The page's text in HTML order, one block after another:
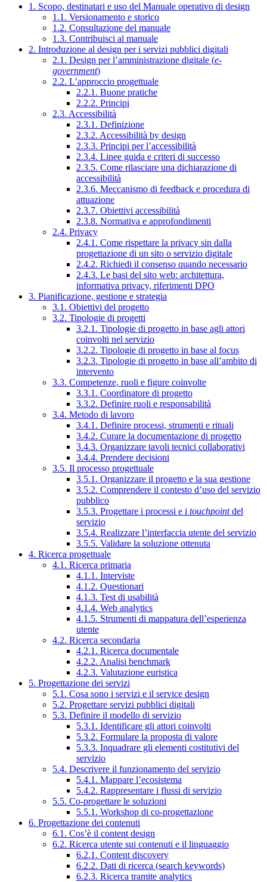
1. Scopo, destinatari e uso del Manuale operativo di design
1.1. Versionamento e storico
1.2. Consultazione del manuale
1.3. Contribuisci al manuale
2. Introduzione al design per i servizi pubblici digitali
2.1. Design per l’amministrazione digitale (e-
government)
2.2. L’approccio progettuale
2.2.1. Buone pratiche
2.2.2. Principi
2.3. Accessibilità
2.3.1. Definizione
2.3.2. Accessibilità by design
2.3.3. Principi per l’accessibilità
2.3.4. Linee guida e criteri di successo
2.3.5. Come rilasciare una dichiarazione di
accessibilità
2.3.6. Meccanismo di feedback e procedura di
attuazione
2.3.7. Obiettivi accessibilità
2.3.8. Normativa e approfondimenti
2.4. Privacy
2.4.1. Come rispettare la privacy sin dalla
progettazione di un sito o servizio digitale
2.4.2. Richiedi il consenso quando necessario
2.4.3. Le basi del sito web: architettura,
informativa privacy, riferimenti DPO
3. Pianificazione, gestione e strategia
3.1. Obiettivi del progetto
3.2. Tipologie di progetti
3.2.1. Tipologie di progetto in base agli attori
coinvolti nel servizio
3.2.2. Tipologie di progetto in base al focus
3.2.3. Tipologie di progetto in base all’ambito di
intervento
3.3. Competenze, ruoli e figure coinvolte
3.3.1. Coordinatore di progetto
3.3.2. Definire ruoli e responsabilità
3.4. Metodo di lavoro
3.4.1. Definire processi, strumenti e rituali
3.4.2. Curare la documentazione di progetto
3.4.3. Organizzare tavoli tecnici collaborativi
3.4.4. Prendere decisioni
3.5. Il processo progettuale
3.5.1. Organizzare il progetto e la sua gestione
3.5.2. Comprendere il contesto d’uso del servizio
pubblico
3.5.3. Progettare i processi e i touchpointdel
servizio
3.5.4. Realizzare l’interfaccia utente del servizio
3.5.5. Validare la soluzione ottenuta
4. Ricerca progettuale
4.1. Ricerca primaria
4.1.1. Interviste
4.1.2. Questionari
4.1.3. Test di usabilità
4.1.4. Web analytics
4.1.5. Strumenti di mappatura dell’esperienza
utente
4.2. Ricerca secondaria
4.2.1. Ricerca documentale
4.2.2. Analisi benchmark
4.2.3. Valutazione euristica
5. Progettazione dei servizi
5.1. Cosa sono i servizi e il service design
5.2. Progettare servizi pubblici digitali
5.3. Definire il modello di servizio
5.3.1. Identificare gli attori coinvolti
5.3.2. Formulare la proposta di valore
5.3.3. Inquadrare gli elementi costitutivi del
servizio
5.4. Descrivere il funzionamento del servizio
5.4.1. Mappare l’ecosistema
5.4.2. Rappresentare i flussi di servizio
5.5. Co-progettare le soluzioni
5.5.1. Workshop di co-progettazione
6. Progettazione dei contenuti
6.1. Cos’è il content design
6.2. Ricerca utente sui contenuti e il linguaggio
6.2.1. Content discovery
6.2.2. Dati di ricerca (search keywords)
6.2.3. Ricerca tramite analytics